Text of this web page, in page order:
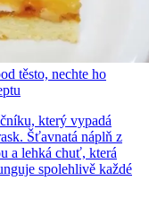
těsto, nechte ho
který vypadá
Šťavnatá náplň z
a lehká chuť, která
spolehlivě každé